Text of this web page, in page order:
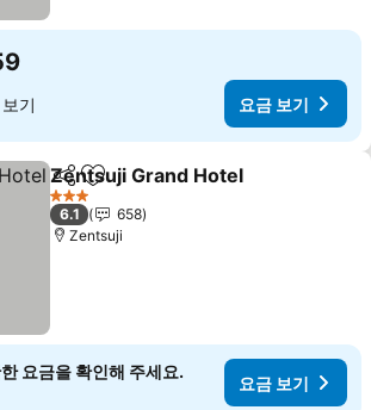
기 요금 보기
공유 즐겨찾기에 추가
Zentsuji Grand Hotel
3 성급
6.1
658
Zentsuji
요금을 확인해 주세요.
요금 보기